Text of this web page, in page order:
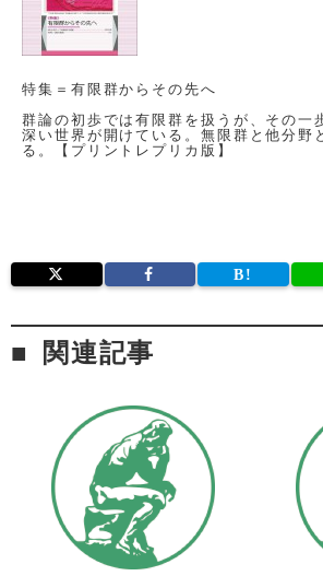
特集＝有限群からその先へ
群論の初歩では有限群を扱うが、その一
深い世界が開けている。無限群と他分野
る。【プリントレプリカ版】
関連記事